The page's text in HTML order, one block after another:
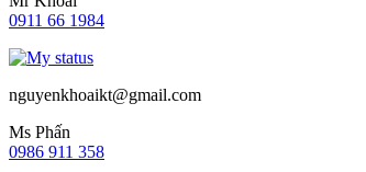
0911 66 1984
nguyenkhoaikt@gmail.com
Ms Phấn
0986 911 358